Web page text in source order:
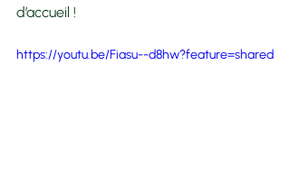
d’accueil !
https://youtu.be/Fiasu--d8hw?feature=shared